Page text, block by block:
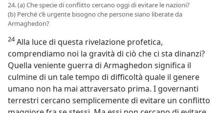
24. (a) Che specie di conflitto cercano oggi di evitare le nazioni?
(b) Perché c’è urgente bisogno che persone siano liberate da
Armaghedon?
24Alla luce di questa rivelazione profetica,
comprendiamo noi la gravità di ciò che ci sta dinanzi?
Quella veniente guerra di Armaghedon significa il
culmine di un tale tempo di difficoltà quale il genere
umano non ha mai attraversato prima. I governanti
terrestri cercano semplicemente di evitare un conflitto